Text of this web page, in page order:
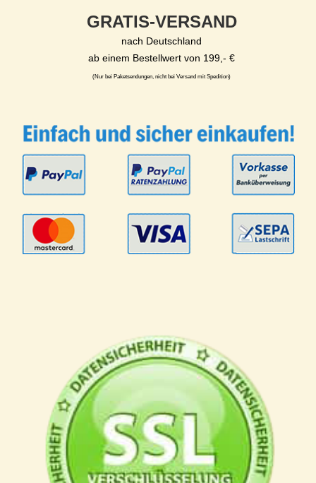
GRATIS-VERSAND
nach Deutschland
ab einem Bestellwert von 199,- €
(Nur bei Paketsendungen, nicht bei Versand mit Spedition)